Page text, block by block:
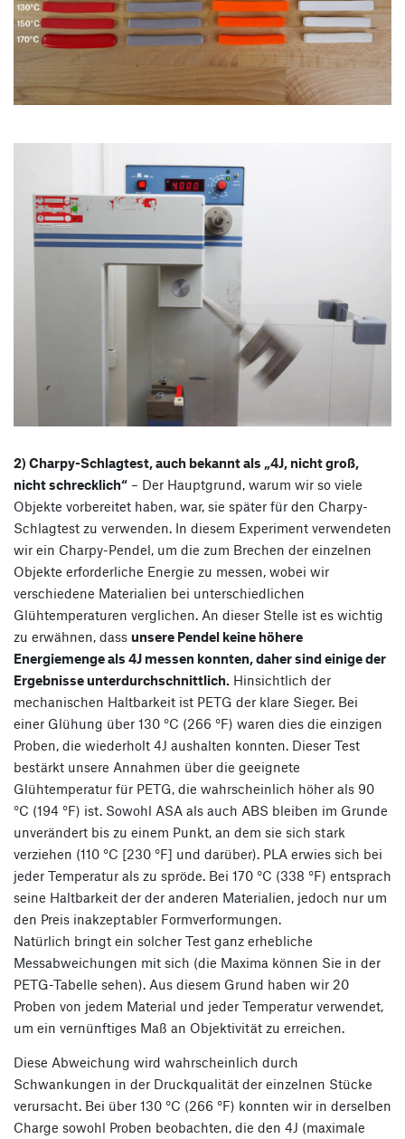
2) Charpy-Schlagtest, auch bekannt als „4J, nicht groß,
nicht schrecklich“ – Der Hauptgrund, warum wir so viele
Objekte vorbereitet haben, war, sie später für den Charpy-
Schlagtest zu verwenden. In diesem Experiment verwendeten
wir ein Charpy-Pendel, um die zum Brechen der einzelnen
Objekte erforderliche Energie zu messen, wobei wir
verschiedene Materialien bei unterschiedlichen
Glühtemperaturen verglichen. An dieser Stelle ist es wichtig
zu erwähnen, dass unsere Pendel keine höhere
Energiemenge als 4J messen konnten, daher sind einige der
Ergebnisse unterdurchschnittlich. Hinsichtlich der
mechanischen Haltbarkeit ist PETG der klare Sieger. Bei
einer Glühung über 130 °C (266 °F) waren dies die einzigen
Proben, die wiederholt 4J aushalten konnten. Dieser Test
bestärkt unsere Annahmen über die geeignete
Glühtemperatur für PETG, die wahrscheinlich höher als 90
°C (194 °F) ist. Sowohl ASA als auch ABS bleiben im Grunde
unverändert bis zu einem Punkt, an dem sie sich stark
verziehen (110 °C [230 °F] und darüber). PLA erwies sich bei
jeder Temperatur als zu spröde. Bei 170 °C (338 °F) entsprach
seine Haltbarkeit der der anderen Materialien, jedoch nur um
den Preis inakzeptabler Formverformungen.
Natürlich bringt ein solcher Test ganz erhebliche
Messabweichungen mit sich (die Maxima können Sie in der
PETG-Tabelle sehen). Aus diesem Grund haben wir 20
Proben von jedem Material und jeder Temperatur verwendet,
um ein vernünftiges Maß an Objektivität zu erreichen.
Diese Abweichung wird wahrscheinlich durch
Schwankungen in der Druckqualität der einzelnen Stücke
verursacht. Bei über 130 °C (266 °F) konnten wir in derselben
Charge sowohl Proben beobachten, die den 4J (maximale